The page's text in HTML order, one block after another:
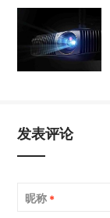
发表评论
昵称 *